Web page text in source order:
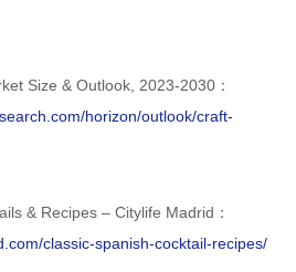
Size & Outlook, 2023-2030：
horizon/outlook/craft-
& Recipes – Citylife Madrid：
classic-spanish-cocktail-recipes/